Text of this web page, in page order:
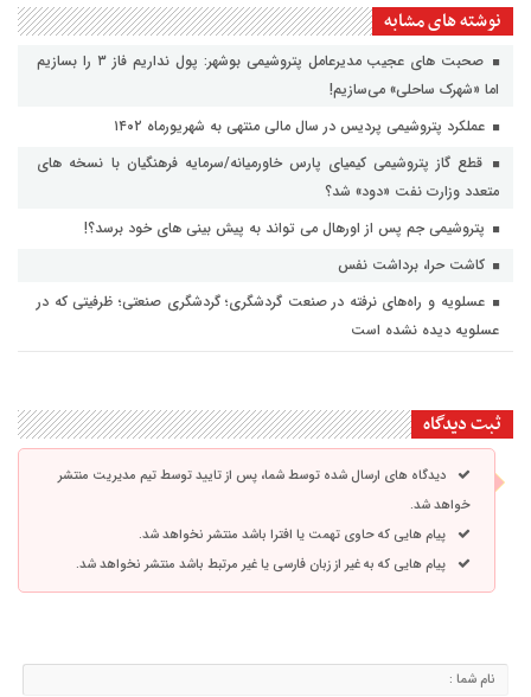
نوشته های مشابه
صحبت های عجیب مدیرعامل پتروشیمی بوشهر: پول نداریم فاز ۳ را بسازیم
اما «شهرک ساحلی» می‌سازیم!
عملکرد پتروشیمی پردیس⁩ در سال مالی منتهی به شهریورماه ۱۴۰۲
قطع گاز پتروشیمی کیمیای پارس خاورمیانه/سرمایه فرهنگیان با نسخه های
متعدد وزارت نفت «دود» شد؟
پتروشیمی جم پس از اورهال می تواند به پیش بینی های خود برسد؟!
کاشت حرا، برداشت نفس
عسلویه و راه‌های نرفته در صنعت گردشگری؛ گردشگری صنعتی؛ ظرفیتی که در
عسلویه دیده نشده است
ثبت دیدگاه
دیدگاه های ارسال شده توسط شما، پس از تایید توسط تیم مدیریت منتشر
خواهد شد.
پیام هایی که حاوی تهمت یا افترا باشد منتشر نخواهد شد.
پیام هایی که به غیر از زبان فارسی یا غیر مرتبط باشد منتشر نخواهد شد.